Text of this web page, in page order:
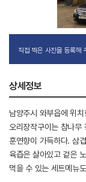
직접 찍은 사진을 등록해
상세정보
남양주시 와부읍에 위
오리장작구이는 참나
훈연향이 가득하다. 삼
육즙은 살아있고 겉은
먹을 수 있는 세트메뉴